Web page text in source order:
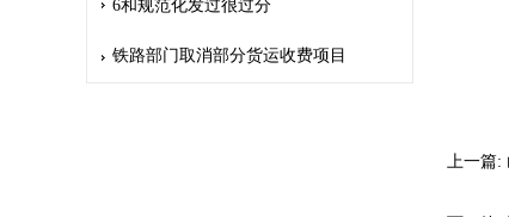
6和规范化发过很过分
铁路部门取消部分货运收费项目
上一篇: